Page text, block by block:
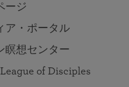
ージ
ア・ポータル
瞑想センター
of Disciples